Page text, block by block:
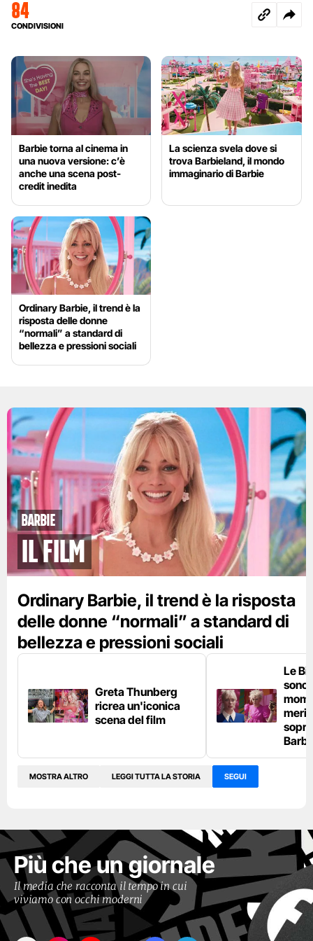
84
CONDIVISIONI
Barbie torna al cinema in
una nuova versione: c’è
anche una scena post-
credit inedita
La scienza svela dove si
trova Barbieland, il mondo
immaginario di Barbie
Ordinary Barbie, il trend è la
risposta delle donne
“normali” a standard di
bellezza e pressioni sociali
Barbie
Il film
Ordinary Barbie, il trend è la risposta
delle donne “normali” a standard di
bellezza e pressioni sociali
Greta Thunberg
ricrea un'iconica
scena del film
Le
sono
MOSTRA ALTRO LEGGI TUTTA LA STORIA SEGUI
Più che un giornale
Il media che racconta il tempo in cui
viviamo con occhi moderni